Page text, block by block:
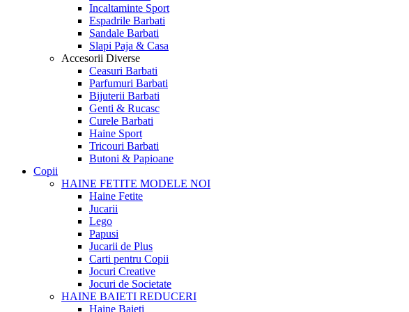
Incaltaminte Sport
Espadrile Barbati
Sandale Barbati
Slapi Paja & Casa
Accesorii Diverse
Ceasuri Barbati
Parfumuri Barbati
Bijuterii Barbati
Genti & Rucasc
Curele Barbati
Haine Sport
Tricouri Barbati
Butoni & Papioane
Copii
HAINE FETITE MODELE NOI
Haine Fetite
Jucarii
Lego
Papusi
Jucarii de Plus
Carti pentru Copii
Jocuri Creative
Jocuri de Societate
HAINE BAIETI REDUCERI
Haine Baieti